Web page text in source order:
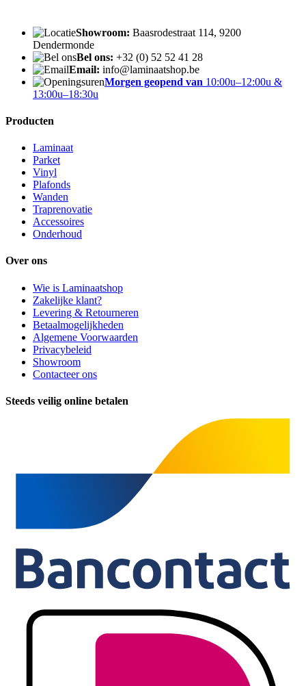
Showroom: Baasrodestraat 114, 9200
Dendermonde
Bel ons: +32 (0) 52 52 41 28
Email: info@laminaatshop.be
Morgen geopend van 10:00u–12:00u &
13:00u–18:30u
Producten
Laminaat
Parket
Vinyl
Plafonds
Wanden
Traprenovatie
Accessoires
Onderhoud
Over ons
Wie is Laminaatshop
Zakelijke klant?
Levering & Retourneren
Betaalmogelijkheden
Algemene Voorwaarden
Privacybeleid
Showroom
Contacteer ons
Steeds veilig online betalen